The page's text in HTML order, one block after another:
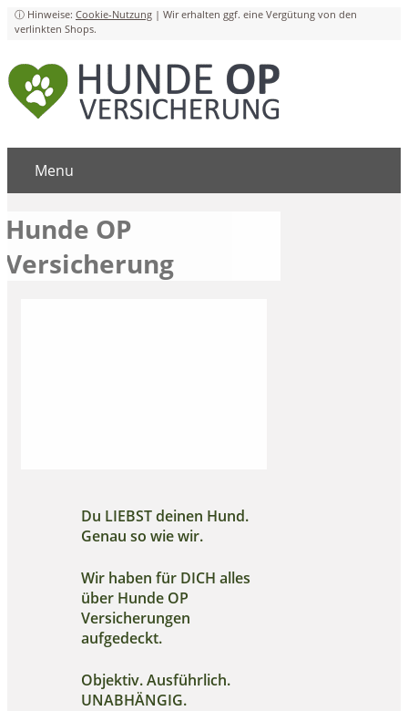
Cookie-Nutzung
Menu
Hunde OP
Versicherung
Du LIEBST deinen Hund.
Genau so wie wir.
Wir haben für DICH alles
über Hunde OP
Versicherungen
aufgedeckt.
Objektiv. Ausführlich.
UNABHÄNGIG.